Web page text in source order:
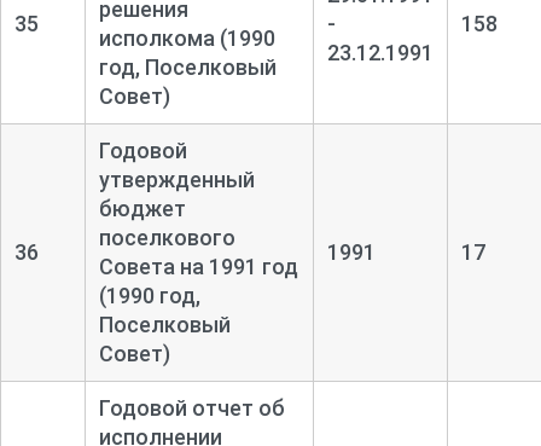
35
решения
исполкома (1990
год, Поселковый
Совет)
-
23.12.1991
158
36
Годовой
утвержденный
бюджет
поселкового
Совета на 1991 год
(1990 год,
Поселковый
Совет)
1991 17
Годовой отчет об
исполнении